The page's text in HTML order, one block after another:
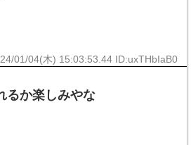
01/04(木) 15:03:53.44 ID:uxTHbIaB0
るか楽しみやな